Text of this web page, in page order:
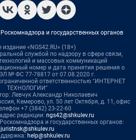
и государственных органов
издание «NGS42.RU» (18+)
службой по надзору в сфере связи,
и массовых коммуникаций
номер и дата принятия решения о
№ ФС 77-78817 от 07.08.2020 г.
ответственностью "ИНТЕРНЕТ
ТЕХНОЛОГИИ"
Левчук Александр Николаевич
Кемерово, ул. 50 лет Октября, д. 11, офис
+7 (3842) 23-22-60
редакции: ngs42@shkulev.ru
и государственных органов:
juristnsk@shkulev.ru
help@shkulev.ru